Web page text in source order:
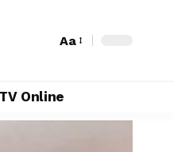
Aa
TV Online